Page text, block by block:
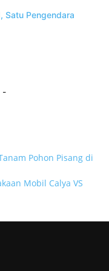
Satu Pengendara
-
Pohon Pisang di
Mobil Calya VS